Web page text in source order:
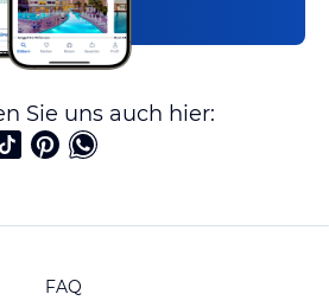
Sie uns auch hier:
FAQ